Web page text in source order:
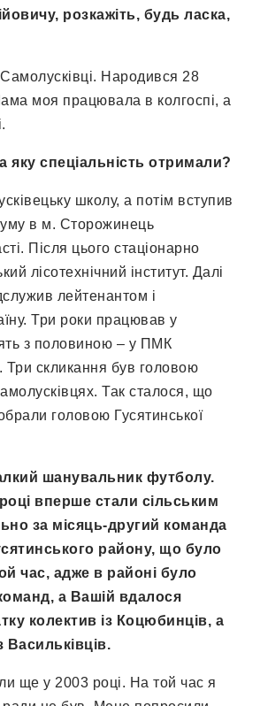
розкажіть, будь ласка,
Народився 28
моя працювала в колгоспі, а
яку спеціальність отримали?
школу, а потім вступив
в м. Сторожинець
Після цього стаціонарно
лісотехнічний інститут. Далі
лейтенантом і
Три роки працював у
з половиною – у ПМК
Три скликання був головою
Так сталося, що
головою Гусятинської
шанувальник футболу.
вперше стали сільським
за місяць-другий команда
району, що було
час, адже в районі було
а Вашій вдалося
колектив із Коцюбинців, а
Васильківців.
ще у 2003 році. На той час я